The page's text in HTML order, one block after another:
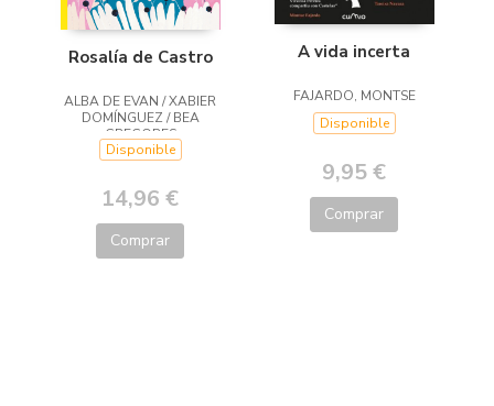
Rosalía de Castro
ALBA DE EVAN / XABIER
DOMÍNGUEZ / BEA
GREGORES
Disponible
14,96 €
Comprar
A vida incerta
FAJARDO, MONTSE
Disponible
9,95 €
Comprar